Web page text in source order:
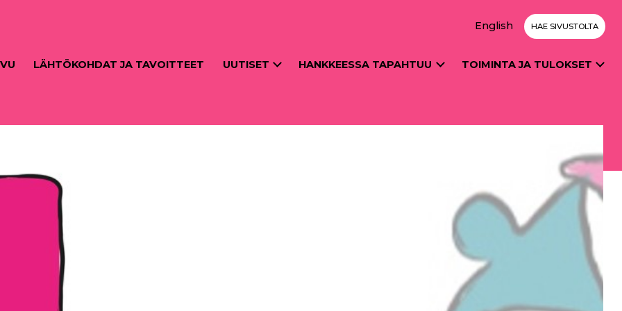
English HAE SIVUSTOLTA
LÄHTÖKOHDAT JA TAVOITTEET UUTISET HANKKEESSA TAPAHTUU TOIMINTA JA TULOKSET